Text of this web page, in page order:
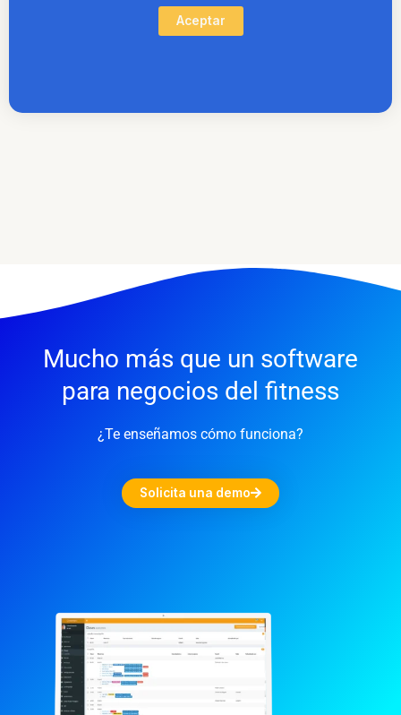
Aceptar
Mucho más que un software
para negocios del fitness
¿Te enseñamos cómo funciona?
Solicita una demo